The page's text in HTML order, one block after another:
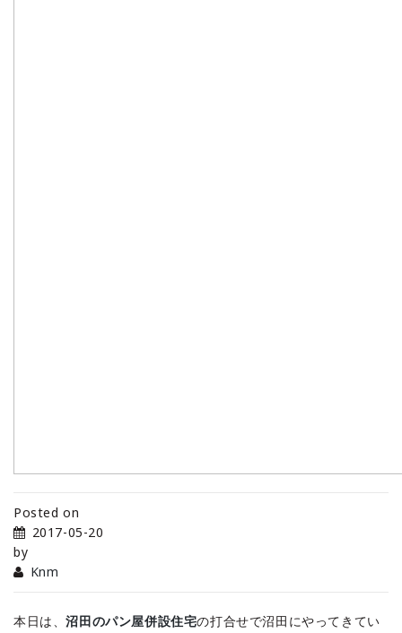
Posted on
2017-05-20
by
Knm
本日は、沼田のパン屋併設住宅の打合せで沼田にやってきてい